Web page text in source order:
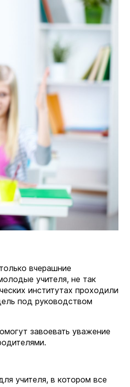
вчерашние
учителя, не так
институтах проходили
под руководством
завоевать уважение
учителя, в котором все